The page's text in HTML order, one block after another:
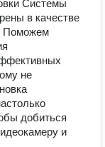
Системы
в качестве
Поможем
не
добиться
и